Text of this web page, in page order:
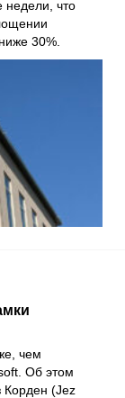
недели, что
30%.
чем
Об этом
Корден (Jez